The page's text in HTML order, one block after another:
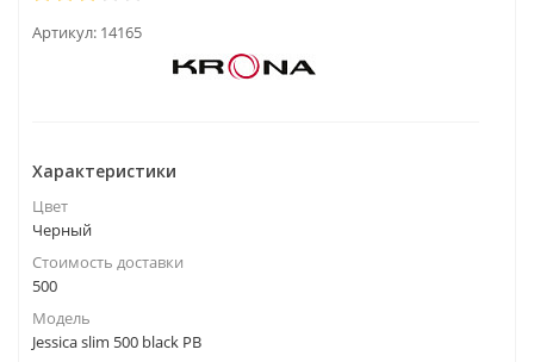
Артикул: 14165
Характеристики
Цвет
Черный
Стоимость доставки
500
Модель
Jessica slim 500 black PB